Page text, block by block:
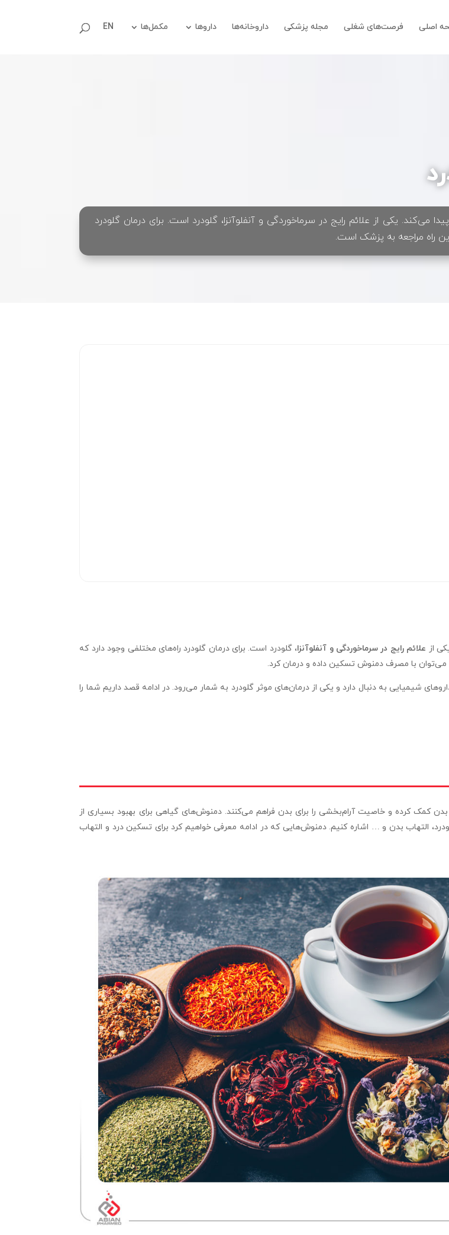
اصلی فرصت‌های شغلی مجله پزشکی داروخانه‌ها داروها مکمل‌ها EN
می‌کند. یکی از علائم رایج در سرماخوردگی و آنفلوآنزا، گلودرد است. برای درمان گلودرد
راه مراجعه به پزشک است.
از علائم رایج در سرماخوردگی و آنفلوآنزا، گلودرد است. برای درمان گلودرد راه‌های مختلفی وجود دارد که
می‌توان با مصرف دمنوش تسکین داده و درمان کرد.
شیمیایی به دنبال دارد و یکی از درمان‌های موثر گلودرد به شمار می‌رود. در ادامه قصد داریم شما را
کمک کرده و خاصیت آرام‌بخشی را برای بدن فراهم می‌کنند. دمنوش‌های گیاهی برای بهبود بسیاری از
التهاب بدن و … اشاره کنیم. دمنوش‌هایی که در ادامه معرفی خواهیم کرد برای تسکین درد و التهاب